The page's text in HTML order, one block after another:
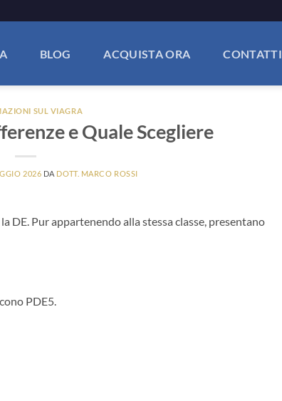
BLOG ACQUISTA ORA CONTATTI
SUL VIAGRA
e Quale Scegliere
2026 DA DOTT. MARCO ROSSI
DE. Pur appartenendo alla stessa classe, presentano
PDE5.